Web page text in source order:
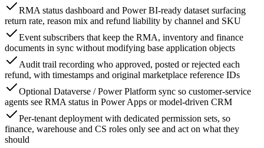
RMA status dashboard and Power BI-ready dataset surfacing
return rate, reason mix and refund liability by channel and SKU
Event subscribers that keep the RMA, inventory and finance
documents in sync without modifying base application objects
Audit trail recording who approved, posted or rejected each
refund, with timestamps and original marketplace reference IDs
Optional Dataverse / Power Platform sync so customer-service
agents see RMA status in Power Apps or model-driven CRM
Per-tenant deployment with dedicated permission sets, so
finance, warehouse and CS roles only see and act on what they
should